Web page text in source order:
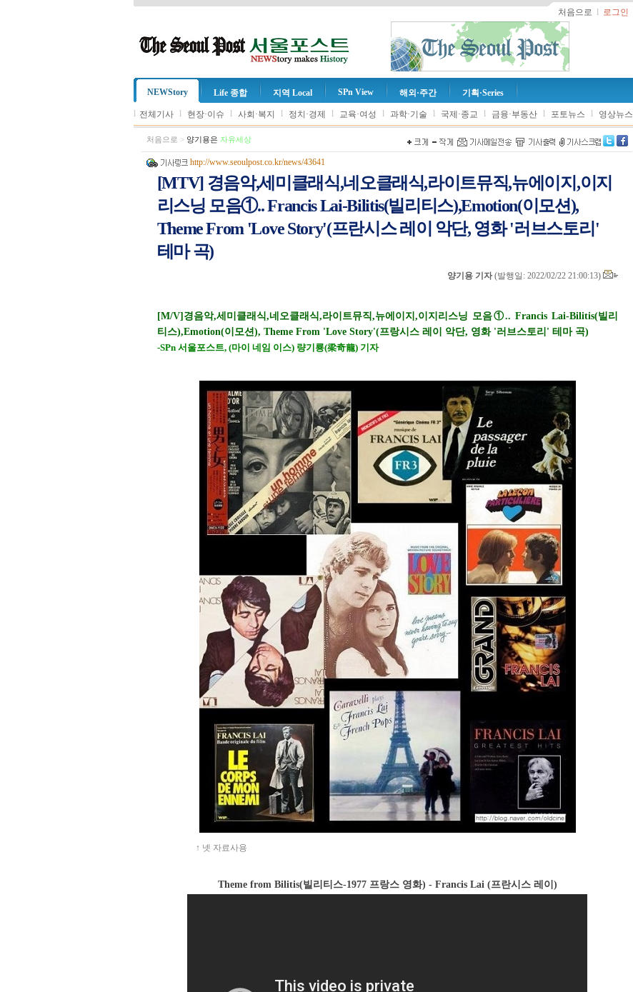
처음으로 l 로그인
NEWStory Life 종합 지역 Local SPn View 해외·주간 기획·Series
l 전체기사 l 현장·이슈 l 사회·복지 l 정치·경제 l 교육·여성 l 과학·기술 l 국제·종교 l 금융·부동산 l 포토뉴스 l 영상뉴스
처음으로 > 양기용은 자유세상
http://www.seoulpost.co.kr/news/43641
[MTV] 경음악,세미클래식,네오클래식,라이트뮤직,뉴에이지,이지
리스닝 모음①.. Francis Lai-Bilitis(빌리티스),Emotion(이모션),
Theme From 'Love Story'(프란시스 레이 악단, 영화 '러브스토리'
테마 곡)
양기용 기자(발행일: 2022/02/22 21:00:13)
[M/V]경음악,세미클래식,네오클래식,라이트뮤직,뉴에이지,이지리스닝 모음①.. Francis Lai-Bilitis(빌리
티스),Emotion(이모션), Theme From 'Love Story'(프랑시스 레이 악단, 영화 '러브스토리' 테마 곡)
-SPn 서울포스트, (마이 네임 이스) 량기룡(梁奇龍) 기자
↑ 넷 자료사용
Theme from Bilitis(빌리티스-1977 프랑스 영화) - Francis Lai (프란시스 레이)